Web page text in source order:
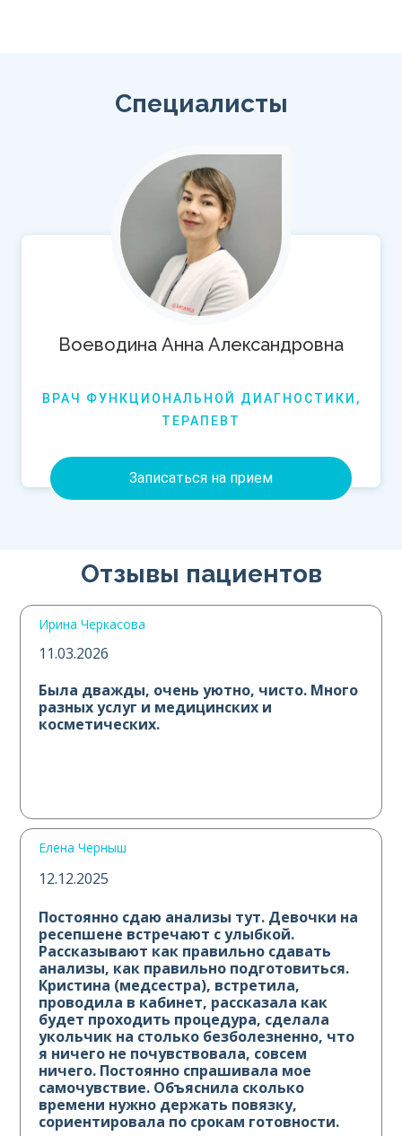
Специалисты
Воеводина Анна Александровна
ВРАЧ ФУНКЦИОНАЛЬНОЙ ДИАГНОСТИКИ,
ТЕРАПЕВТ
Записаться на прием
Отзывы пациентов
Ирина Черкасова
11.03.2026
Была дважды, очень уютно, чисто. Много
разных услуг и медицинских и
косметических.
Елена Черныш
12.12.2025
Постоянно сдаю анализы тут. Девочки на
ресепшене встречают с улыбкой.
Рассказывают как правильно сдавать
анализы, как правильно подготовиться.
Кристина (медсестра), встретила,
проводила в кабинет, рассказала как
будет проходить процедура, сделала
укольчик на столько безболезненно, что
я ничего не почувствовала, совсем
ничего. Постоянно спрашивала мое
самочувствие. Объяснила сколько
времени нужно держать повязку,
сориентировала по срокам готовности.